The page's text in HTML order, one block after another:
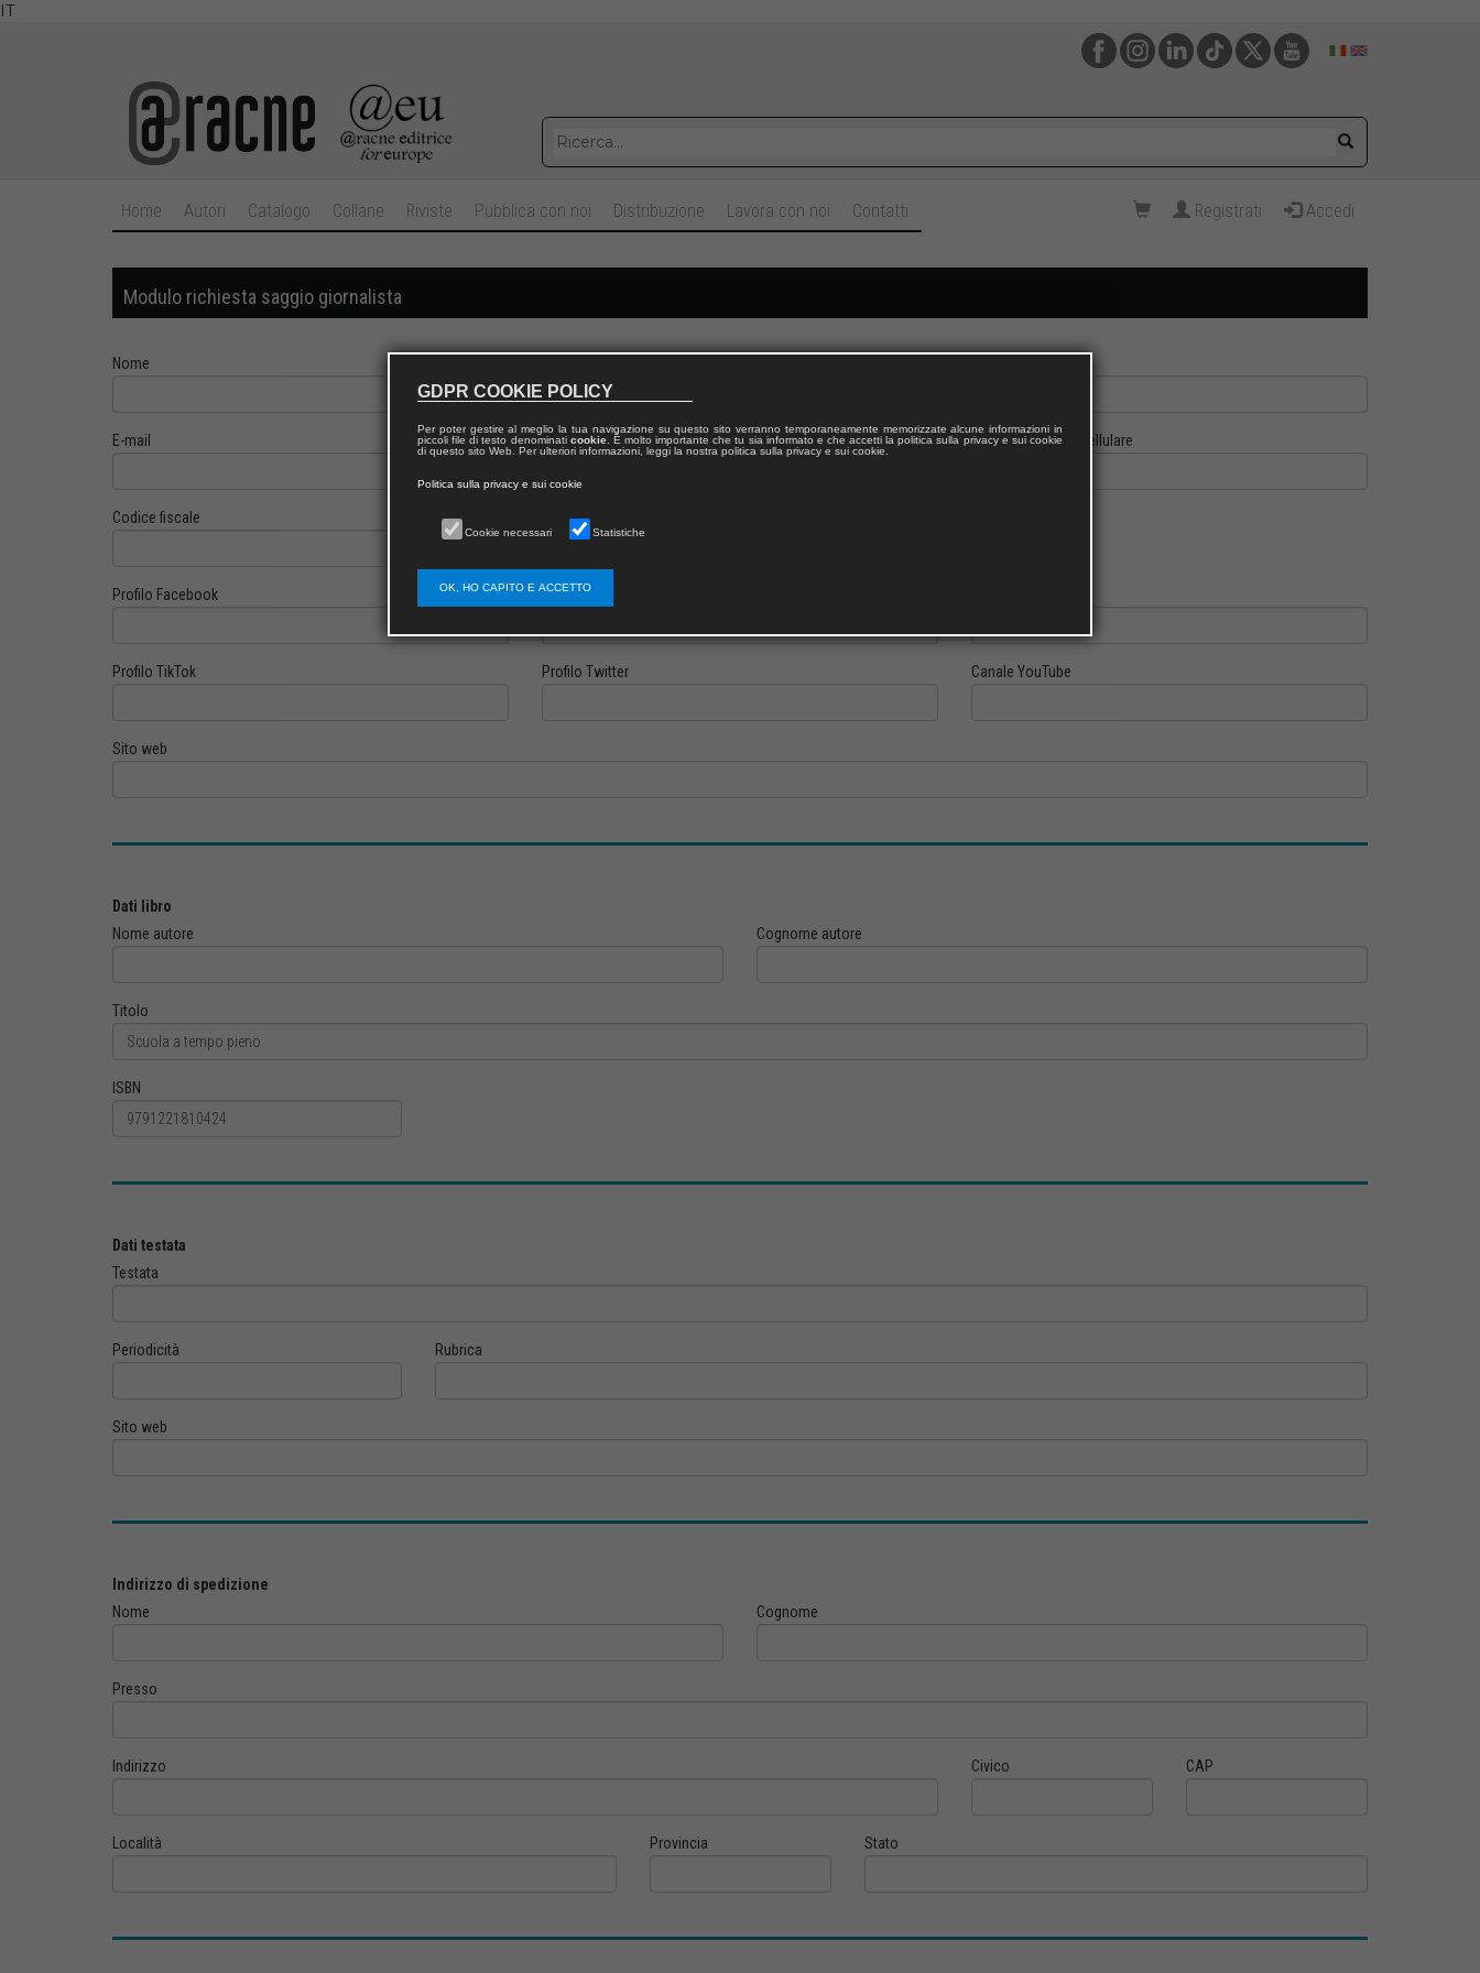
IT
Home Autori Catalogo Collane Riviste Pubblica con noi Distribuzione Lavora con noi Contatti Registrati Accedi
Modulo richiesta saggio giornalista
Nome
E-mail Telefono fisso Cellulare
Codice fiscale
Profilo Facebook Profilo Instagram
Profilo TikTok Profilo Twitter Canale YouTube
Sito web
Dati libro
Nome autore
Cognome autore
Titolo
ISBN
Dati testata
Testata
Periodicità Rubrica
Sito web
Indirizzo di spedizione
Nome
Cognome
Presso
Indirizzo Civico CAP
Località Provincia Stato
GDPR COOKIE POLICY
Per poter gestire al meglio la tua navigazione su questo sito verranno temporaneamente memorizzate alcune informazioni in
piccoli file di testo denominati cookie. È molto importante che tu sia informato e che accetti la politica sulla privacy e sui cookie
di questo sito Web. Per ulteriori informazioni, leggi la nostra politica sulla privacy e sui cookie.
Politica sulla privacy e sui cookie
Cookie necessari Statistiche
OK, HO CAPITO E ACCETTO